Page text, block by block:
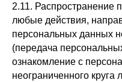
2.11. Распространение
любые действия,
персональных данных
(передача
ознакомление с
неограниченного круга